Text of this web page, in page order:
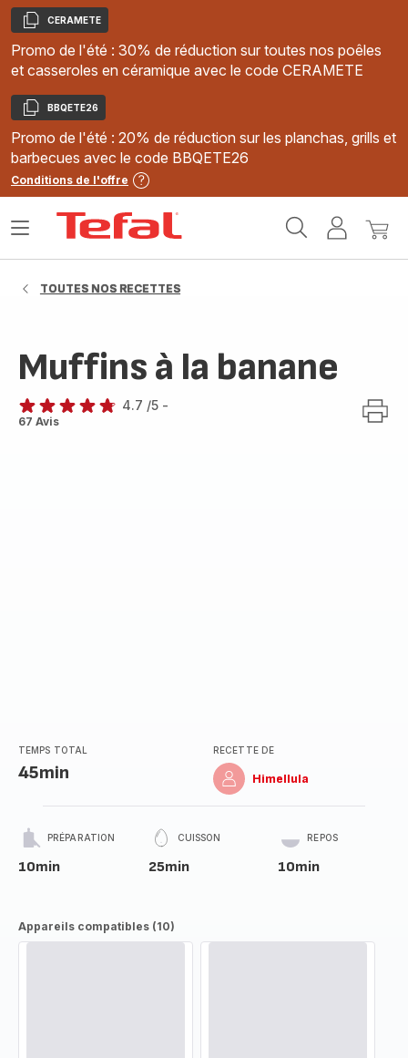
Copier
CERAMETE
Promo de l'été : 30% de réduction sur toutes nos poêles
et casseroles en céramique avec le code CERAMETE
Copier
BBQETE26
Promo de l'été : 20% de réduction sur les planchas, grills et
barbecues avec le code BBQETE26
Conditions de l'offre
MonMon
Ouvrir
TOUTES NOS RECETTES
Muffins à la banane
ratings.4.7
4.7 /5 -
67 Avis
TEMPS TOTAL
45min
RECETTE DE
Himellula
PRÉPARATION
10min
CUISSON
25min
REPOS
10min
Appareils compatibles (10)